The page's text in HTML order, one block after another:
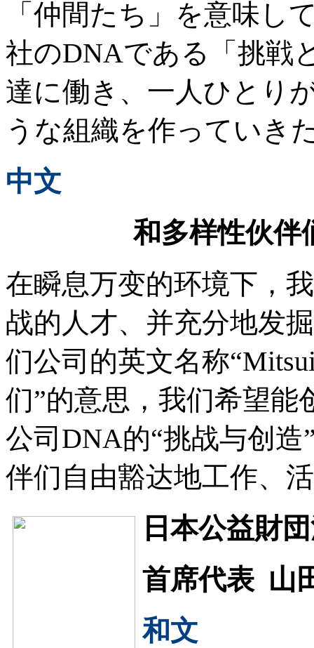
「仲間たち」を意味し
社のDNAである「挑戦
達に働き、一人ひとり
うな組織を作っていき
中文
和多样性伙伴
在瞬息万变的环境下，
战的人才、并充分地发
们公司的英文名称
们”的意思，我们希望能
公司DNA的“挑战与创
伴们自由豁达地工作、
日本公益財
首席代表 山
和文